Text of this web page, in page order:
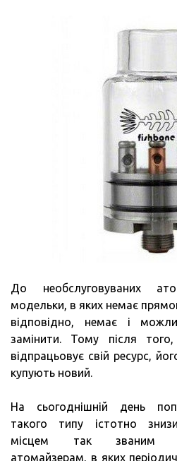
До необслуговуваних
модельки, в яких немає
відповідно, немає і
замінити. Тому після
відпрацьовує свій ресурс,
купують новий.
На сьогоднішній день
такого типу істотно
місцем так званим
атомайзерам, в яких